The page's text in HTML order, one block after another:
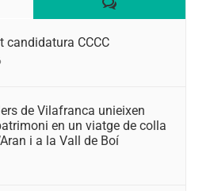
candidatura CCCC
de Vilafranca unieixen
en un viatge de colla
i a la Vall de Boí